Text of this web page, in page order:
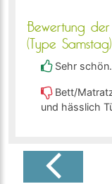
Bewertung
(Type Samstag)
Sehr
Bett/
und hässlich